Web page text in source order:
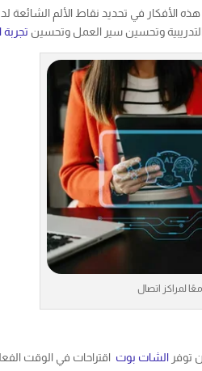
الأفكار في تحديد نقاط الألم الشائعة
وتحسين سير العمل وتحسين تجربة
لمراكز اتصال
توفرالشات بوت اقتراحات في الوقت